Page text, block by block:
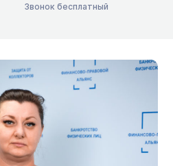
Звонок бесплатный